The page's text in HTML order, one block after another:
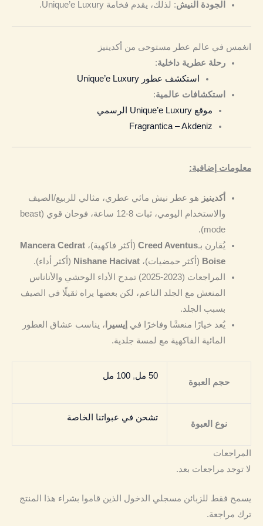
الجودة النيش: لذلك، يقدم فخامة Unique’e Luxury.
انغمس في عالم عطر مستوحى من أكدينيز
رحلة عطرية داخلية:
استكشف عطور Unique’e Luxury
استكشافات عالمية:
موقع Unique’e Luxury الرسمي
Fragrantica – Akdeniz
معلومات إضافية:
أكدينيز هو عطر نيش مائي عطري، مثالي للربيع/الصيف
والاستخدام اليومي، ثبات 8-12 ساعة، فوحان قوي (beast
mode).
يُقارن بـCreed Aventus(أكثر فاكهية)، Mancera Cedrat
Boise (أكثر حمضيات)، Nishane Hacivat (أكثر أداء).
المراجعات (2023-2025) تمدح الأداء الوحشي والأناناس
المنعش مع الجلد الناعم، لكن بعضها يراه ثقيلًا في الصيف
بسبب الجلد.
يُعد خيارًا منعشًا وفاخرًا في إيسيرا ، يناسب عشاق العطور
المائية الفاكهية مع لمسة جلدية.
حجم العبوة
50 مل , 100 مل
نوع العبوة
تشحن في عبواتنا الخاصة
المراجعات
لا توجد مراجعات بعد.
يسمح فقط للزبائن مسجلي الدخول الذين قاموا بشراء هذا المنتج
ترك مراجعة.